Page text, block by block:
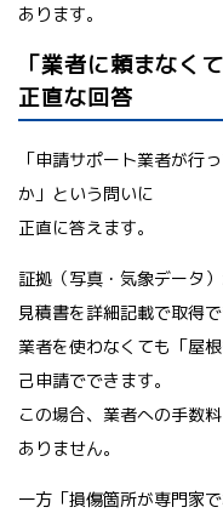
あります。
「業者に頼まな
正直な回答
「申請サポート業者が行
か」という問いに
正直に答えます。
証拠（写真・気象データ
見積書を詳細記載で取得で
業者を使わなくても「屋
己申請でできます。
この場合、業者への手数
ありません。
一方「損傷箇所が専門家